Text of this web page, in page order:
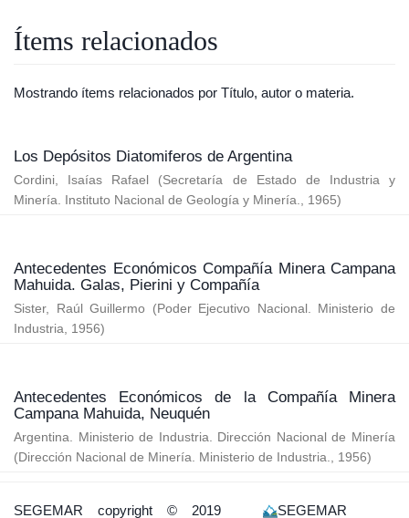
Ítems relacionados
Mostrando ítems relacionados por Título, autor o materia.
Los Depósitos Diatomiferos de Argentina
Cordini, Isaías Rafael (Secretaría de Estado de Industria y
Minería. Instituto Nacional de Geología y Minería., 1965)
Antecedentes Económicos Compañía Minera Campana
Mahuida. Galas, Pierini y Compañía
Sister, Raúl Guillermo (Poder Ejecutivo Nacional. Ministerio de
Industria, 1956)
Antecedentes Económicos de la Compañía Minera
Campana Mahuida, Neuquén
Argentina. Ministerio de Industria. Dirección Nacional de Minería
(Dirección Nacional de Minería. Ministerio de Industria., 1956)
SEGEMAR copyright © 2019 SEGEMAR